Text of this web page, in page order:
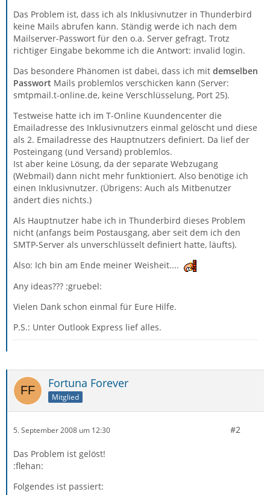
Das Problem ist, dass ich als Inklusivnutzer in Thunderbird
keine Mails abrufen kann. Ständig werde ich nach dem
Mailserver-Passwort für den o.a. Server gefragt. Trotz
richtiger Eingabe bekomme ich die Antwort: invalid login.
Das besondere Phänomen ist dabei, dass ich mit demselben
Passwort Mails problemlos verschicken kann (Server:
smtpmail.t-online.de, keine Verschlüsselung, Port 25).
Testweise hatte ich im T-Online Kuundencenter die
Emailadresse des Inklusivnutzers einmal gelöscht und diese
als 2. Emailadresse des Hauptnutzers definiert. Da lief der
Posteingang (und Versand) problemlos.
Ist aber keine Lösung, da der separate Webzugang
(Webmail) dann nicht mehr funktioniert. Also benötige ich
einen Inklusivnutzer. (Übrigens: Auch als Mitbenutzer
ändert dies nichts.)
Als Hauptnutzer habe ich in Thunderbird dieses Problem
nicht (anfangs beim Postausgang, aber seit dem ich den
SMTP-Server als unverschlüsselt definiert hatte, läufts).
Also: Ich bin am Ende meiner Weisheit....
Any ideas??? :gruebel:
Vielen Dank schon einmal für Eure Hilfe.
P.S.: Unter Outlook Express lief alles.
Fortuna Forever
Mitglied
5. September 2008 um 12:30 #2
Das Problem ist gelöst!
:flehan:
Folgendes ist passiert: